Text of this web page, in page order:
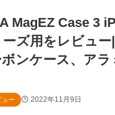
MagEZ Case 3
ズ用をレビュー
ンケース、アラ
ュー 2022年11月9日